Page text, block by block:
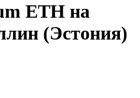
ETH на
(Эстония)